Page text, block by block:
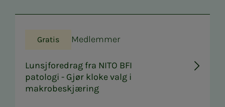
Gratis Medlemmer
Lunsjforedrag fra NITO BFI
patologi - Gjør kloke valg i
makrobeskjæring